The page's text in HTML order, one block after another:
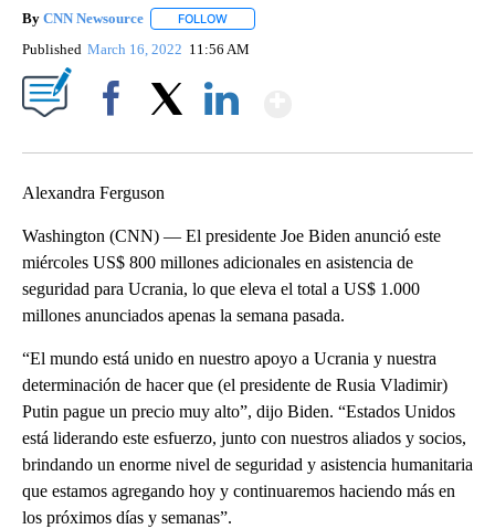
By CNN Newsource FOLLOW
Published March 16, 2022 11:56 AM
Alexandra Ferguson
Washington (CNN) — El presidente Joe Biden anunció este
miércoles US$ 800 millones adicionales en asistencia de
seguridad para Ucrania, lo que eleva el total a US$ 1.000
millones anunciados apenas la semana pasada.
“El mundo está unido en nuestro apoyo a Ucrania y nuestra
determinación de hacer que (el presidente de Rusia Vladimir)
Putin pague un precio muy alto”, dijo Biden. “Estados Unidos
está liderando este esfuerzo, junto con nuestros aliados y socios,
brindando un enorme nivel de seguridad y asistencia humanitaria
que estamos agregando hoy y continuaremos haciendo más en
los próximos días y semanas”.